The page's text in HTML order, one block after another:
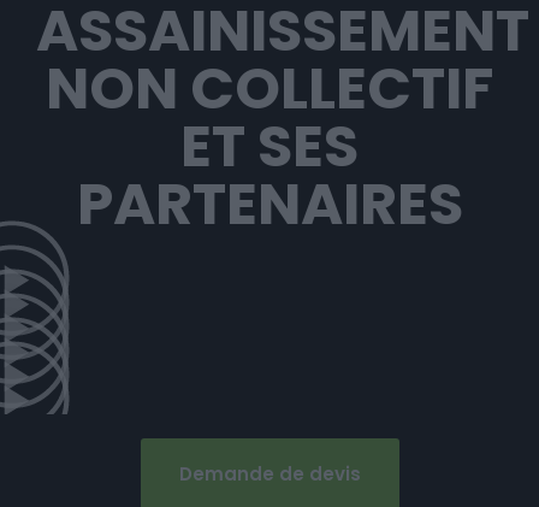
ASSAINISSEMENT
NON COLLECTIF
ET SES
PARTENAIRES
Demande de devis